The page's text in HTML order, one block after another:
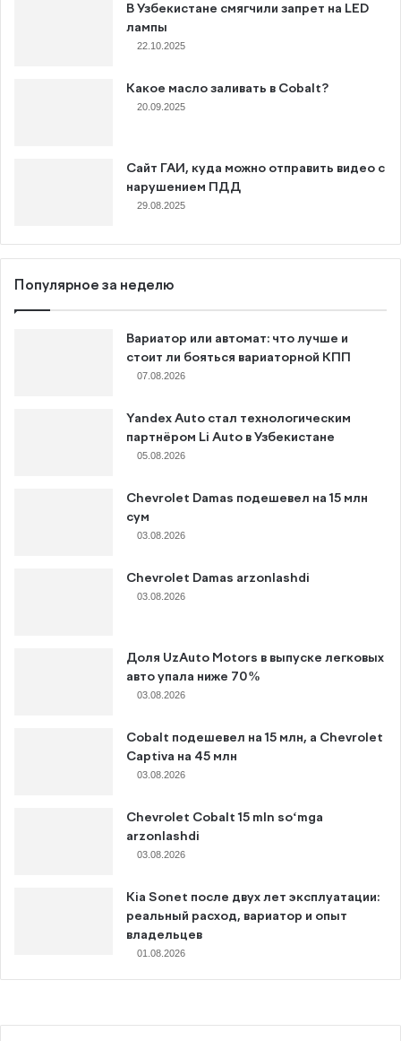
В Узбекистане смягчили запрет на LED
лампы
22.10.2025
Какое масло заливать в Cobalt?
20.09.2025
Сайт ГАИ, куда можно отправить видео с
нарушением ПДД
29.08.2025
Популярное за неделю
Вариатор или автомат: что лучше и
стоит ли бояться вариаторной КПП
07.08.2026
Yandex Auto стал технологическим
партнёром Li Auto в Узбекистане
05.08.2026
Chevrolet Damas подешевел на 15 млн
сум
03.08.2026
Chevrolet Damas arzonlashdi
03.08.2026
Доля UzAuto Motors в выпуске легковых
авто упала ниже 70%
03.08.2026
Cobalt подешевел на 15 млн, а Chevrolet
Captiva на 45 млн
03.08.2026
Chevrolet Cobalt 15 mln so‘mga
arzonlashdi
03.08.2026
Kia Sonet после двух лет эксплуатации:
реальный расход, вариатор и опыт
владельцев
01.08.2026